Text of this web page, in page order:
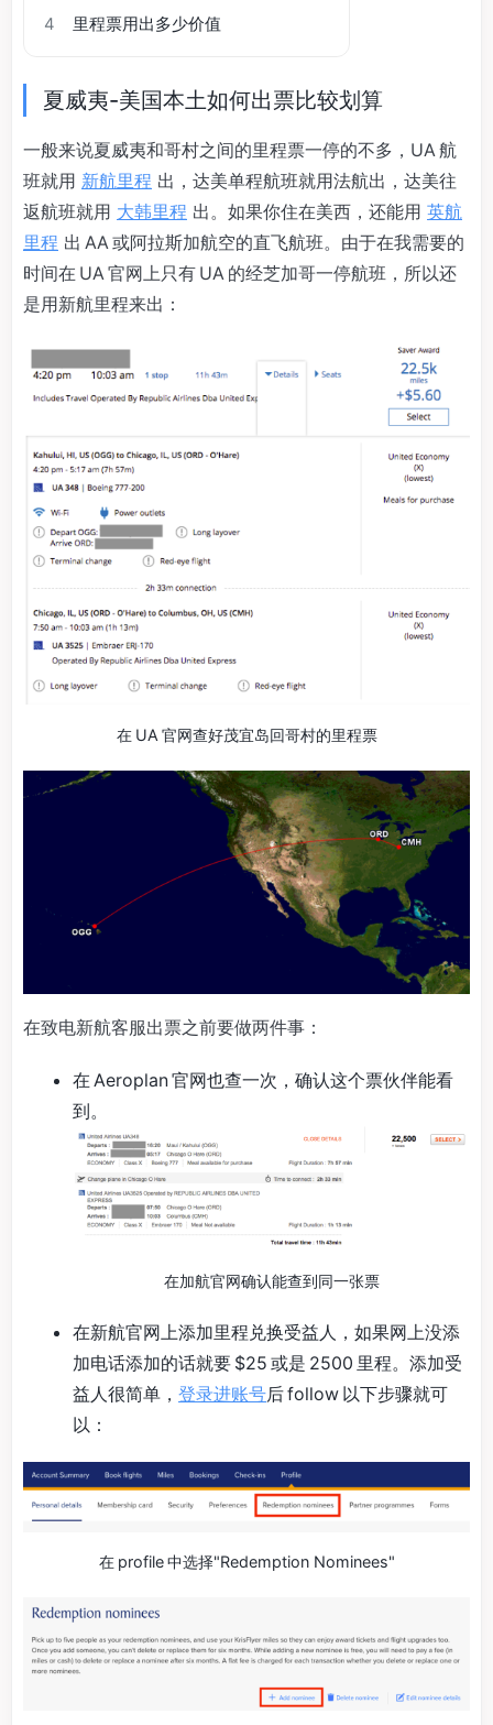
4
里程票用出多少价值
夏威夷-美国本土如何出票比较划算
一般来说夏威夷和哥村之间的里程票一停的不多，UA 航
班就用 新航里程 出，达美单程航班就用法航出，达美往
返航班就用 大韩里程 出。如果你住在美西，还能用 英航
里程 出 AA 或阿拉斯加航空的直飞航班。由于在我需要的
时间在 UA 官网上只有 UA 的经芝加哥一停航班，所以还
是用新航里程来出：
在 UA 官网查好茂宜岛回哥村的里程票
在致电新航客服出票之前要做两件事：
在 Aeroplan 官网也查一次，确认这个票伙伴能看
到。
在加航官网确认能查到同一张票
在新航官网上添加里程兑换受益人，如果网上没添
加电话添加的话就要 $25 或是 2500 里程。添加受
益人很简单， 登录进账号后 follow 以下步骤就可
以：
在 profile 中选择"Redemption Nominees"